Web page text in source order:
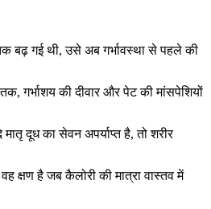
बढ़ गई थी, उसे अब गर्भावस्था से पहले की
गर्भाशय की दीवार और पेट की मांसपेशियों
दूध का सेवन अपर्याप्त है, तो शरीर
क्षण है जब कैलोरी की मात्रा वास्तव में